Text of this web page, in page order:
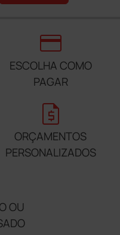
credit_card
ESCOLHA COMO
PAGAR
request_quote
ORÇAMENTOS
PERSONALIZADOS
OU